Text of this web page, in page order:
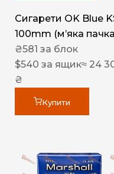
Сигарети OK Blue
100mm (м’яка
₴581 за блок
$540 за ящик≈ 24
₴
Купити